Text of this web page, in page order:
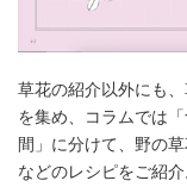
草花の紹介以外にも
を集め、コラムでは
間」に分けて、野の
などのレシピをご紹介